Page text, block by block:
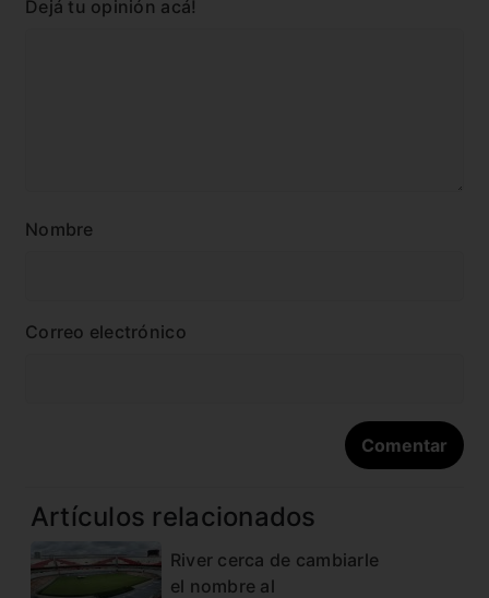
Dejá tu opinión acá!
Nombre
Correo electrónico
Artículos relacionados
River cerca de cambiarle
el nombre al